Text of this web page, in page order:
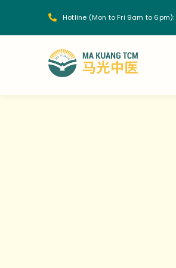
Hotline (Mon to Fri 9am to 6pm):